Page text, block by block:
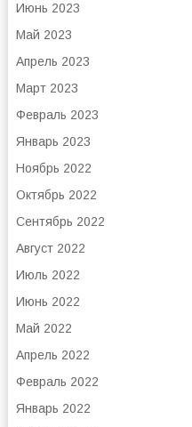
Июнь 2023
Май 2023
Апрель 2023
Март 2023
Февраль 2023
Январь 2023
Ноябрь 2022
Октябрь 2022
Сентябрь 2022
Август 2022
Июль 2022
Июнь 2022
Май 2022
Апрель 2022
Февраль 2022
Январь 2022